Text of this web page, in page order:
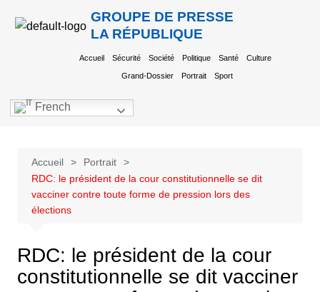
GROUPE DE PRESSE
LA RÉPUBLIQUE
Accueil Sécurité Société Politique Santé Culture
Grand-Dossier Portrait Sport
French
Accueil
Portrait
RDC: le président de la cour constitutionnelle se dit
vacciner contre toute forme de pression lors des
élections
RDC: le président de la cour
constitutionnelle se dit vacciner